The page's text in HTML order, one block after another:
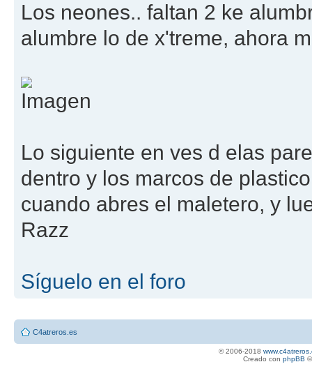
Los neones.. faltan 2 ke
alumbre lo de x'treme, ahora
Lo siguiente en ves d elas
dentro y los marcos de
cuando abres el maletero, y
Razz
Síguelo en el foro
C4atreros.es
© 2006-2018
Creado con phpBB